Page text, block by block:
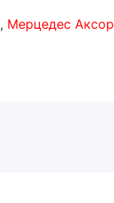
, Мерцедес Аксор